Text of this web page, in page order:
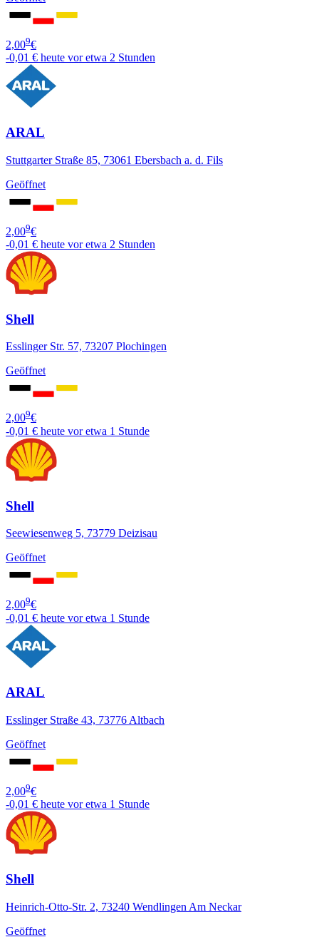
2,009€
-0,01 € heute vor etwa 2 Stunden
ARAL
Stuttgarter Straße 85, 73061 Ebersbach a. d. Fils
Geöffnet
2,009€
-0,01 € heute vor etwa 2 Stunden
Shell
Esslinger Str. 57, 73207 Plochingen
Geöffnet
2,009€
-0,01 € heute vor etwa 1 Stunde
Shell
Seewiesenweg 5, 73779 Deizisau
Geöffnet
2,009€
-0,01 € heute vor etwa 1 Stunde
ARAL
Esslinger Straße 43, 73776 Altbach
Geöffnet
2,009€
-0,01 € heute vor etwa 1 Stunde
Shell
Heinrich-Otto-Str. 2, 73240 Wendlingen Am Neckar
Geöffnet